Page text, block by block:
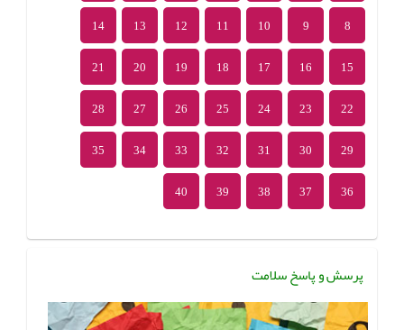
8
9
10
11
12
13
14
15
16
17
18
19
20
21
22
23
24
25
26
27
28
29
30
31
32
33
34
35
36
37
38
39
40
پرسش و پاسخ سلامت